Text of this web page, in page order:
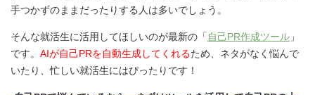
手つかずのままだったりする人は多いでしょう。
そんな就活生に活用してほしいのが最新の「 自己PR作成ツール 」
です。 AIが自己PRを自動生成してくれるため、ネタがなく悩んで
いたり、忙しい就活生にはぴったりです！